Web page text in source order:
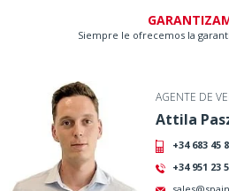
Siempre le ofrecemos la
AGENTE DE
Attila
+34 683 45
+34 951 23